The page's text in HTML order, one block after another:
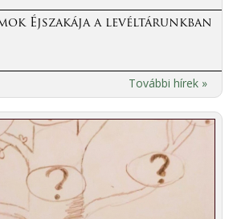
Éjszakája a levéltárunkban
További hírek »